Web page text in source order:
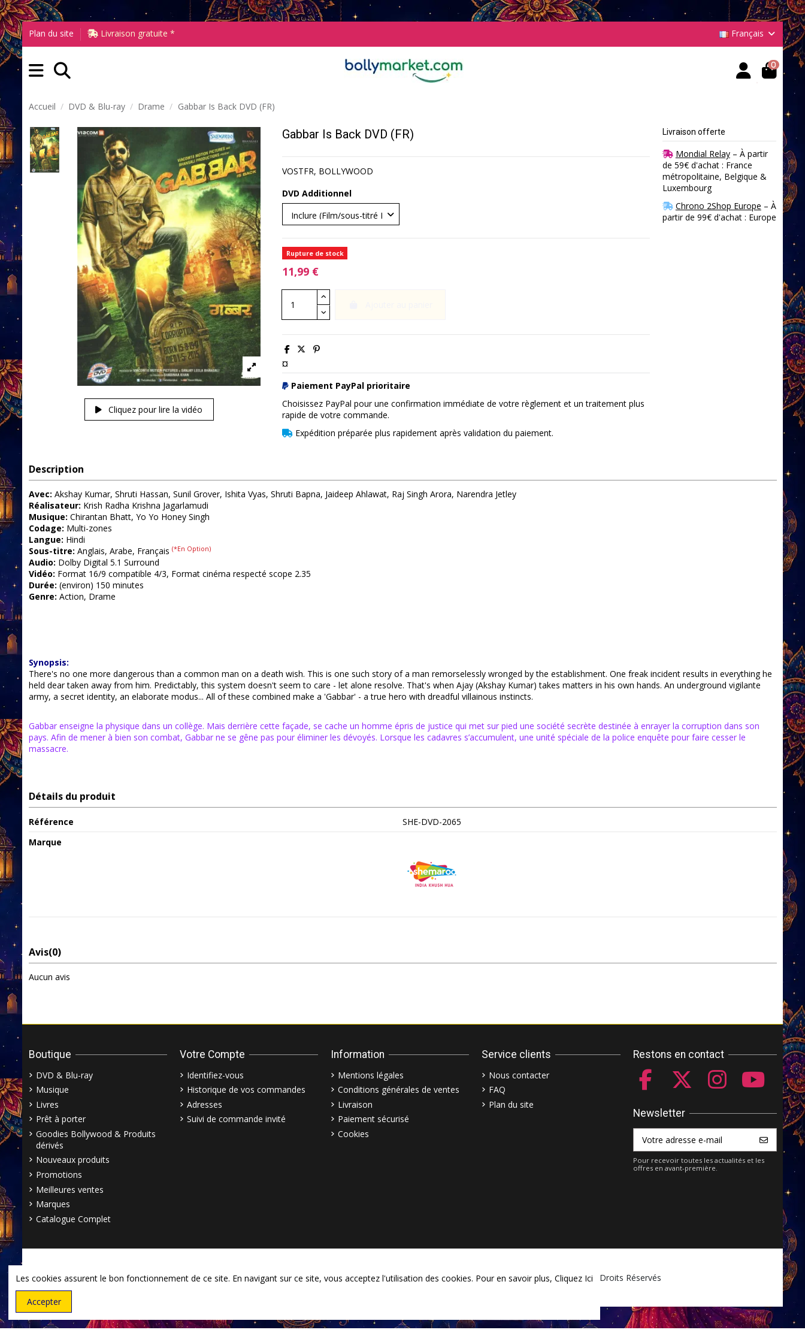
Plan du site Livraison gratuite * Français
0
Accueil DVD & Blu-ray Drame Gabbar Is Back DVD (FR)
Cliquez pour lire la vidéo
Gabbar Is Back DVD (FR)
VOSTFR, BOLLYWOOD
DVD Additionnel
Rupture de stock
11,99 €
¤
Paiement PayPal prioritaire
Choisissez PayPal pour une confirmation immédiate de votre règlement et un traitement plus
rapide de votre commande.
Expédition préparée plus rapidement après validation du paiement.
Livraison offerte
Mondial Relay– À partir
de 59€ d'achat : France
métropolitaine, Belgique &
Luxembourg
Chrono 2Shop Europe – À
partir de 99€ d'achat : Europe
Description
Avec: Akshay Kumar, Shruti Hassan, Sunil Grover, Ishita Vyas, Shruti Bapna, Jaideep Ahlawat, Raj Singh Arora, Narendra Jetley
Réalisateur: Krish Radha Krishna Jagarlamudi
Musique: Chirantan Bhatt, Yo Yo Honey Singh
Codage: Multi-zones
Langue: Hindi
Sous-titre: Anglais, Arabe, Français (*En Option)
Audio: Dolby Digital 5.1 Surround
Vidéo: Format 16/9 compatible 4/3, Format cinéma respecté scope 2.35
Durée: (environ) 150 minutes
Genre: Action, Drame
Synopsis:
There's no one more dangerous than a common man on a death wish. This is one such story of a man remorselessly wronged by the establishment. One freak incident results in everything he
held dear taken away from him. Predictably, this system doesn't seem to care - let alone resolve. That's when Ajay (Akshay Kumar) takes matters in his own hands. An underground vigilante
army, a secret identity, an elaborate modus... All of these combined make a 'Gabbar' - a true hero with dreadful villainous instincts.
Gabbar enseigne la physique dans un collège. Mais derrière cette façade, se cache un homme épris de justice qui met sur pied une société secrète destinée à enrayer la corruption dans son
pays. Afin de mener à bien son combat, Gabbar ne se gêne pas pour éliminer les dévoyés. Lorsque les cadavres s’accumulent, une unité spéciale de la police enquête pour faire cesser le
massacre.
Détails du produit
Référence
SHE-DVD-2065
Marque
Avis(0)
Aucun avis
Boutique
DVD & Blu-ray
Musique
Livres
Prêt à porter
Goodies Bollywood & Produits
dérivés
Nouveaux produits
Promotions
Meilleures ventes
Marques
Catalogue Complet
Votre Compte
Identifiez-vous
Historique de vos commandes
Adresses
Suivi de commande invité
Information
Mentions légales
Conditions générales de ventes
Livraison
Paiement sécurisé
Cookies
Service clients
Nous contacter
FAQ
Plan du site
Restons en contact
Newsletter
Pour recevoir toutes les actualités et les
offres en avant-première.
© Copyright 2003–2026 Bollymarket.com - Tous Droits Réservés
Les cookies assurent le bon fonctionnement de ce site. En navigant sur ce site, vous acceptez l'utilisation des cookies. Pour en savoir plus, Cliquez Ici
Accepter